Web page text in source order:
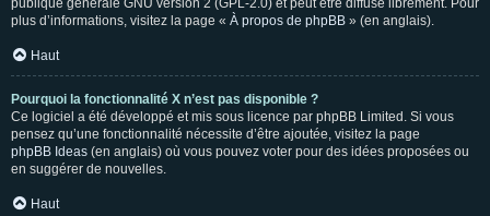
publique générale GNU version 2 (GPL-2.0) et peut être diffusé librement. Pour
plus d’informations, visitez la page « À propos de phpBB » (en anglais).
Haut
Pourquoi la fonctionnalité X n’est pas disponible ?
Ce logiciel a été développé et mis sous licence par phpBB Limited. Si vous
pensez qu’une fonctionnalité nécessite d’être ajoutée, visitez la page
phpBB Ideas (en anglais) où vous pouvez voter pour des idées proposées ou
en suggérer de nouvelles.
Haut